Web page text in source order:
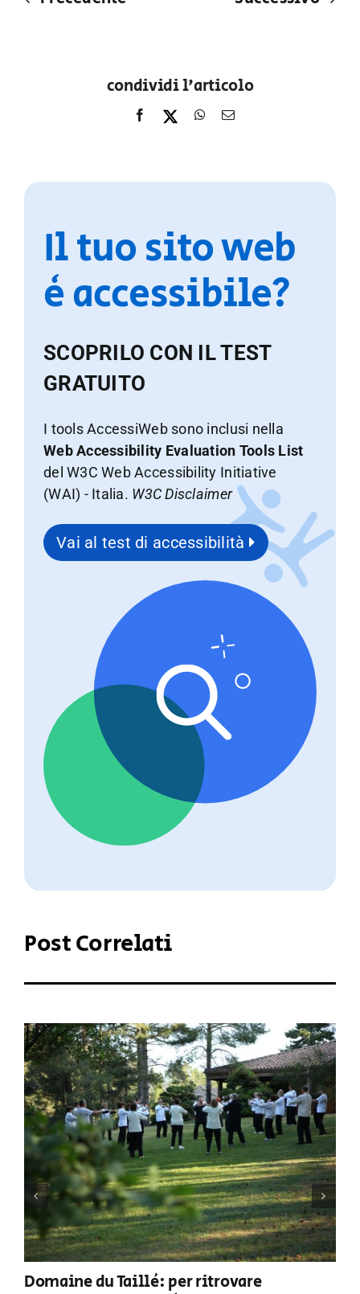
condividi l'articolo
Il tuo sito web
è accessibile?
SCOPRILO CON IL TEST
GRATUITO
I tools AccessiWeb sono inclusi nella
Web Accessibility Evaluation Tools List
del W3C Web Accessibility Initiative
(WAI) - Italia. W3C Disclaimer
Vai al test di accessibilità
Post Correlati
Domaine du Taillé: per ritrovare